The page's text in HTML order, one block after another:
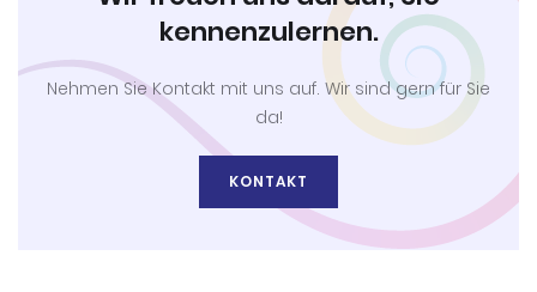
kennenzulernen.
Nehmen Sie Kontakt mit uns auf. Wir sind gern für Sie
da!
KONTAKT